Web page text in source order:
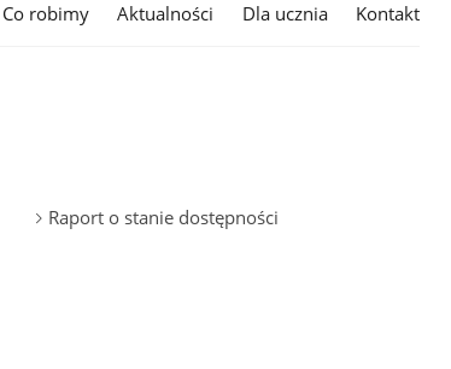
Co robimy Aktualności Dla ucznia Kontakt
Raport o stanie dostępności